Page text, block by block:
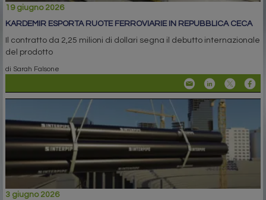
19 giugno 2026
KARDEMIR ESPORTA RUOTE FERROVIARIE IN REPUBBLICA CECA
Il contratto da 2,25 milioni di dollari segna il debutto internazionale
del prodotto
di Sarah Falsone
3 giugno 2026